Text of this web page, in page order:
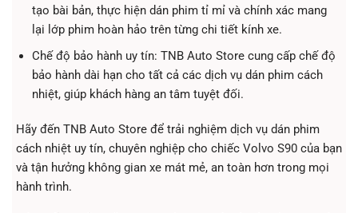
tạo bài bản, thực hiện dán phim tỉ mỉ và chính xác mang
lại lớp phim hoàn hảo trên từng chi tiết kính xe.
Chế độ bảo hành uy tín: TNB Auto Store cung cấp chế độ
bảo hành dài hạn cho tất cả các dịch vụ dán phim cách
nhiệt, giúp khách hàng an tâm tuyệt đối.
Hãy đến TNB Auto Store để trải nghiệm dịch vụ dán phim
cách nhiệt uy tín, chuyên nghiệp cho chiếc Volvo S90 của bạn
và tận hưởng không gian xe mát mẻ, an toàn hơn trong mọi
hành trình.